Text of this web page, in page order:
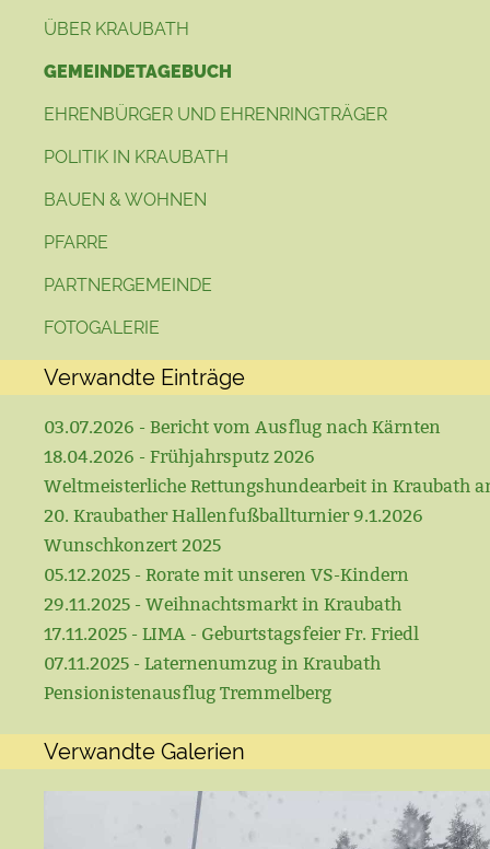
ÜBER KRAUBATH
GEMEINDETAGEBUCH
EHRENBÜRGER UND EHRENRINGTRÄGER
POLITIK IN KRAUBATH
BAUEN & WOHNEN
PFARRE
PARTNERGEMEINDE
FOTOGALERIE
Verwandte Einträge
03.07.2026 - Bericht vom Ausflug nach Kärnten
18.04.2026 - Frühjahrsputz 2026
Weltmeisterliche Rettungshundearbeit in Kraubath
20. Kraubather Hallenfußballturnier 9.1.2026
Wunschkonzert 2025
05.12.2025 - Rorate mit unseren VS-Kindern
29.11.2025 - Weihnachtsmarkt in Kraubath
17.11.2025 - LIMA - Geburtstagsfeier Fr. Friedl
07.11.2025 - Laternenumzug in Kraubath
Pensionistenausflug Tremmelberg
Verwandte Galerien